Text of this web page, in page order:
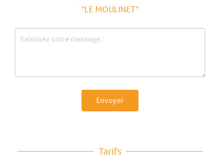
"LE MOULINET"
Envoyer
Tarifs